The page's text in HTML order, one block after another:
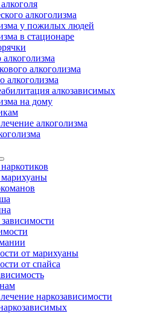
алкоголизма
у пожилых людей
в стационаре
алкоголизма
алкоголизма
алкозависимых
на дому
алкоголизма
марихуаны
от марихуаны
от спайса
наркозависимости